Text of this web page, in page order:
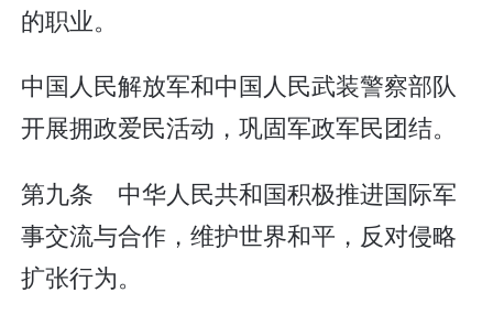
的职业。
中国人民解放军和中国人民武装警察部队
开展拥政爱民活动，巩固军政军民团结。
第九条 中华人民共和国积极推进国际军
事交流与合作，维护世界和平，反对侵略
扩张行为。